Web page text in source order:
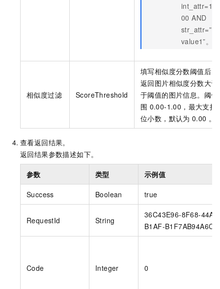
int_attr=10
00 AND
str_attr=”
value1”。
相似度过滤 ScoreThreshold
填写相似度分数阈值后，
返回图片相似度分数大于
于阈值的图片信息。阈值
围 0.00-1.00，最大支持
位小数，默认为 0.00 。
查看返回结果。
返回结果参数描述如下。
参数 类型 示例值
Success Boolean true
RequestId String
36C43E96-8F68-
B1AF-B1F7AB94A6C1
Code Integer 0